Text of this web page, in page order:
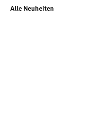
Alle Neuheiten